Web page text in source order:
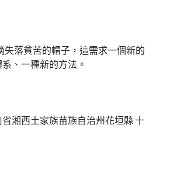
失落貧苦的帽子，這需求一個新的
、一種新的方法。
省湘西土家族苗族自治州花垣縣 十